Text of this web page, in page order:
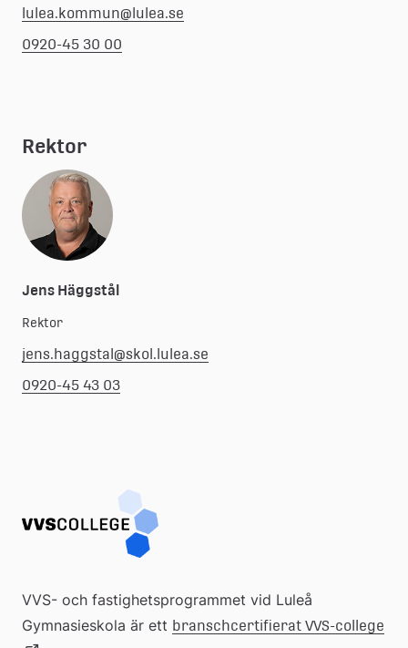
lulea.kommun@lulea.se
0920-45 30 00
Rektor
Jens Häggstål
Rektor
jens.haggstal@skol.lulea.se
0920-45 43 03
VVS- och fastighetsprogrammet vid Luleå
Gymnasieskola är ett branschcertifierat VVS-college